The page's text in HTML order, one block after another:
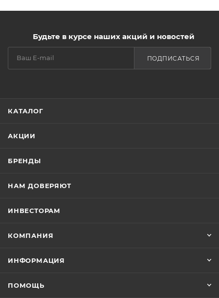
после интимной близости.
Будьте в курсе наших акций и новостей
ПОДПИСАТЬСЯ
КАТАЛОГ
АКЦИИ
БРЕНДЫ
НАМ ДОВЕРЯЮТ
ИНВЕСТОРАМ
КОМПАНИЯ
ИНФОРМАЦИЯ
ПОМОЩЬ